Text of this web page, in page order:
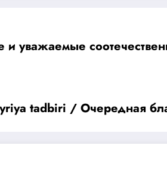
tadbiri / Очередная